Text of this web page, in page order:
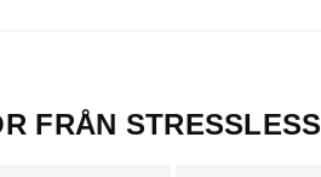
FRÅN STRESSLESS